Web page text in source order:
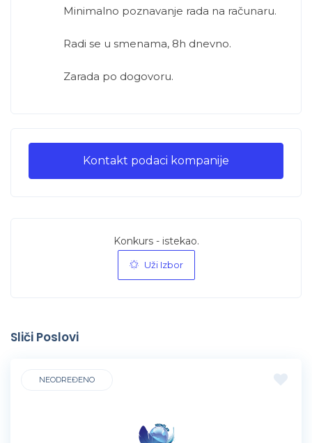
Minimalno poznavanje rada na računaru.
Radi se u smenama, 8h dnevno.
Zarada po dogovoru.
Kontakt podaci kompanije
Konkurs - istekao.
Uži Izbor
Sliči Poslovi
NEODREĐENO